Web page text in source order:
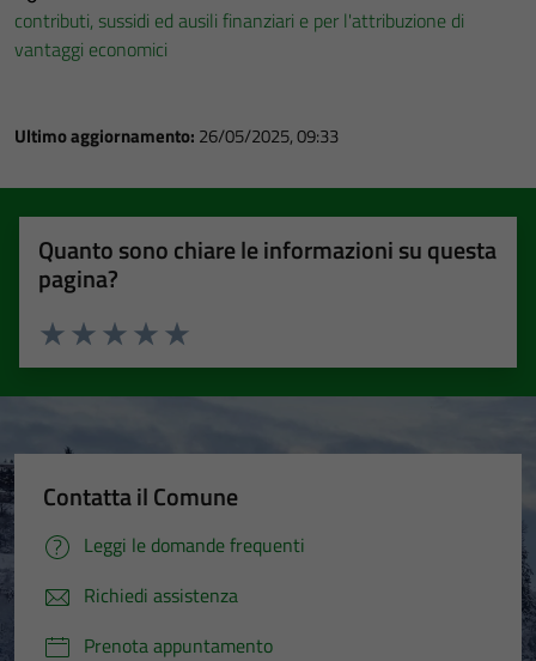
contributi, sussidi ed ausili finanziari e per l'attribuzione di
vantaggi economici
Ultimo aggiornamento: 26/05/2025, 09:33
Quanto sono chiare le informazioni su questa
pagina?
Valuta 5 stelle su 5
Valuta 4 stelle su 5
Valuta 3 stelle su 5
Valuta 2 stelle su 5
Valuta 1 stelle su 5
Contatta il Comune
Leggi le domande frequenti
Richiedi assistenza
Prenota appuntamento